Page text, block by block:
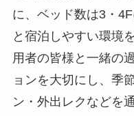
に、ベッド数は3・
と宿泊しやすい環境
用者の皆様と一緒の
ョンを大切にし、季
ン・外出レクなどを